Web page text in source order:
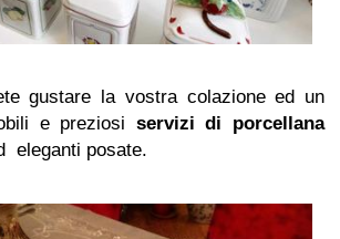
gustare la vostra colazione ed un
e preziosi servizi di porcellana
eleganti posate.